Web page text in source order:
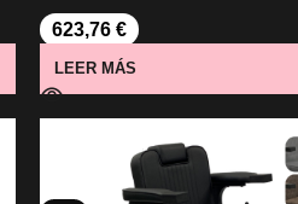
623,76 €
LEER MÁS